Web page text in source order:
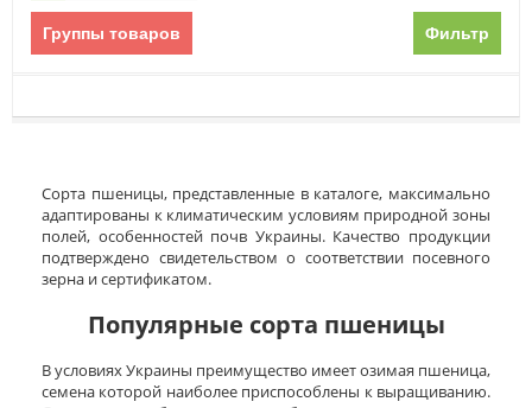
Группы товаров Фильтр
Сорта пшеницы, представленные в каталоге, максимально
адаптированы к климатическим условиям природной зоны
полей, особенностей почв Украины. Качество продукции
подтверждено свидетельством о соответствии посевного
зерна и сертификатом.
Популярные сорта пшеницы
В условиях Украины преимущество имеет озимая пшеница,
семена которой наиболее приспособлены к выращиванию.